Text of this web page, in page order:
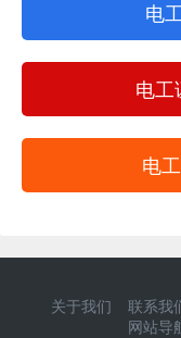
电
电工
电
关于我们 联系我
网站导